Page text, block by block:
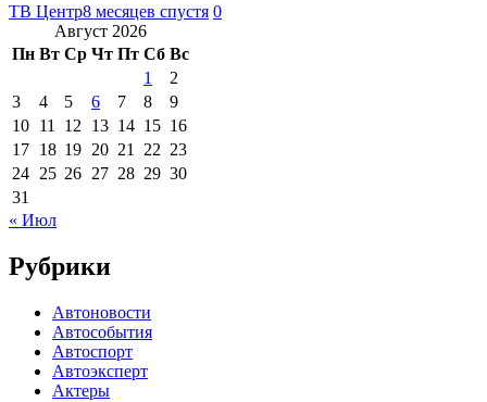
ТВ Центр8 месяцев спустя 0
Август 2026
Пн Вт Ср Чт Пт Сб Вс
1
2
3
4 5 6 7 8
9
10 11 12 13 14 15 16
17 18 19 20 21 22 23
24 25 26 27 28 29 30
31
« Июл
Рубрики
Автоновости
Автособытия
Автоспорт
Автоэксперт
Актеры